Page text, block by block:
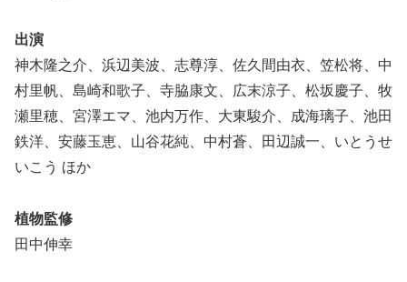
出演
神木隆之介、浜辺美波、志尊淳、佐久間由衣、笠松将、中
村里帆、島崎和歌子、寺脇康文、広末涼子、松坂慶子、牧
瀬里穂、宮澤エマ、池内万作、大東駿介、成海璃子、池田
鉄洋、安藤玉恵、山谷花純、中村蒼、田辺誠一、いとうせ
いこう ほか
植物監修
田中伸幸